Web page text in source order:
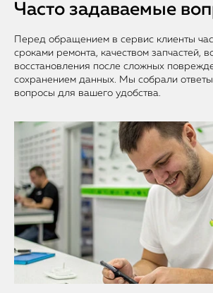
Часто задаваемые
Перед обращением в сервис клиенты
сроками ремонта, качеством запчастей,
восстановления после сложных
сохранением данных. Мы собрали
вопросы для вашего удобства.